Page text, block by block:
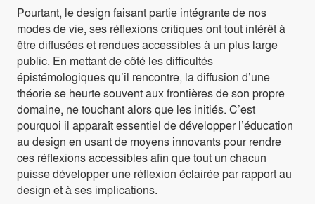
Pourtant, le design faisant partie intégrante de nos
modes de vie, ses réflexions critiques ont tout intérêt à
être diffusées et rendues accessibles à un plus large
public. En mettant de côté les difficultés
épistémologiques qu’il rencontre, la diffusion d’une
théorie se heurte souvent aux frontières de son propre
domaine, ne touchant alors que les initiés. C’est
pourquoi il apparaît essentiel de développer l’éducation
au design en usant de moyens innovants pour rendre
ces réflexions accessibles afin que tout un chacun
puisse développer une réflexion éclairée par rapport au
design et à ses implications.